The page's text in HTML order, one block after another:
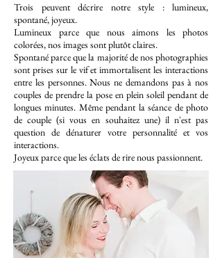
Trois peuvent décrire notre style : lumineux,
spontané, joyeux.
Lumineux parce que nous aimons les photos
colorées, nos images sont plutôt claires.
Spontané parce que la majorité de nos photographies
sont prises sur le vif et immortalisent les interactions
entre les personnes. Nous ne demandons pas à nos
couples de prendre la pose en plein soleil pendant de
longues minutes. Même pendant la séance de photo
de couple (si vous en souhaitez une) il n'est pas
question de dénaturer votre personnalité et vos
interactions.
Joyeux parce que les éclats de rire nous passionnent.